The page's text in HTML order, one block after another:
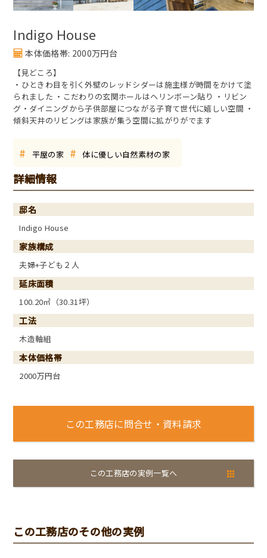
Indigo House
本体価格帯: 2000万円台
【見どころ】
・ひときわ目を引く外壁のレッドシダーは施主様が時間をかけて塗
られました ・こだわりの玄関ホールはヘリンボーン貼り ・リビン
グ・ダイニングから子供部屋につながる子育て世代に嬉しい空間 ・
傾斜天井のリビングは家族が集う空間に拡がりがでます
# 平屋の家 # 体に優しい自然素材の家
詳細情報
邸名
Indigo House
家族構成
夫婦+子ども２人
延床面積
100.20㎡（30.31坪）
工法
木造軸組
本体価格帯
2000万円台
この工務店に問合せ・資料請求
この工務店の実例一覧へ
この工務店のその他の実例